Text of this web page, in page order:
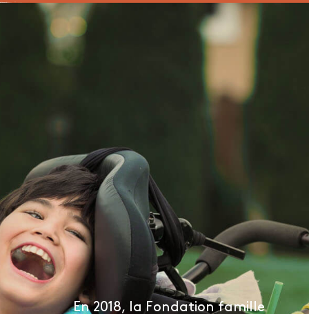
En 2018, la Fondation famille